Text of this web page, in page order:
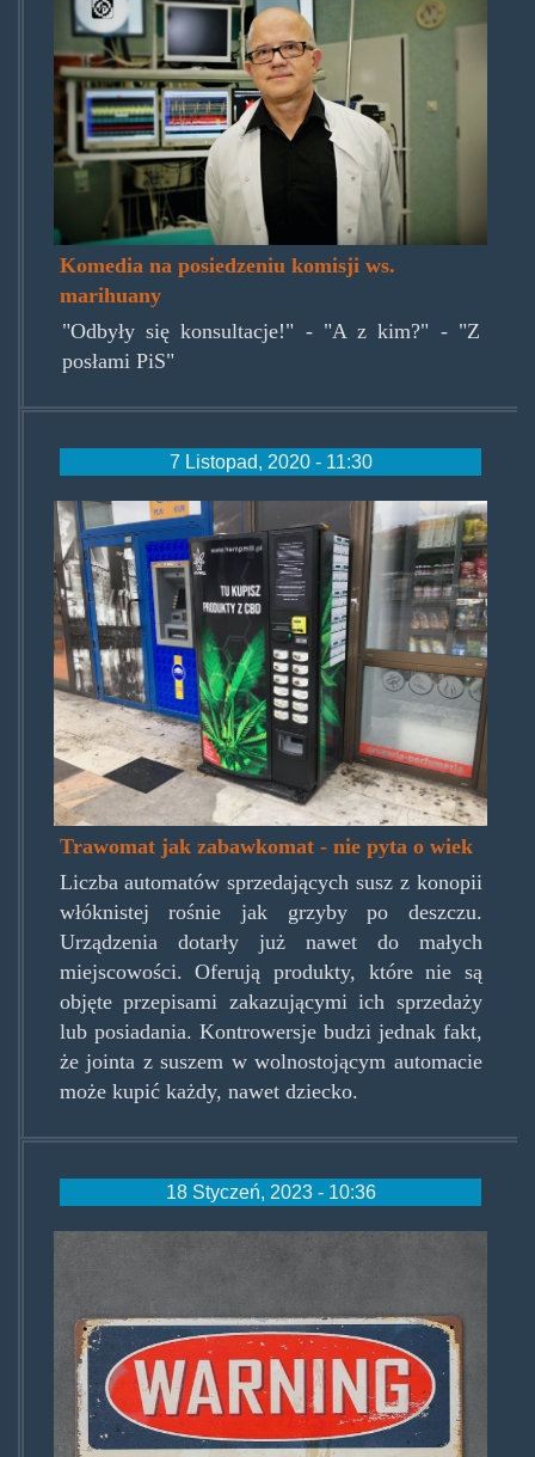
Komedia na posiedzeniu komisji ws.
marihuany
"Odbyły się konsultacje!" - "A z kim?" - "Z
posłami PiS"
7 Listopad, 2020 - 11:30
cbdstuff.jpg
Trawomat jak zabawkomat - nie pyta o wiek
Liczba automatów sprzedających susz z konopii
włóknistej rośnie jak grzyby po deszczu.
Urządzenia dotarły już nawet do małych
miejscowości. Oferują produkty, które nie są
objęte przepisami zakazującymi ich sprzedaży
lub posiadania. Kontrowersje budzi jednak fakt,
że jointa z suszem w wolnostojącym automacie
może kupić każdy, nawet dziecko.
18 Styczeń, 2023 - 10:36
metalowe-
tabliczki-
na-
sciane-
9770.jpg